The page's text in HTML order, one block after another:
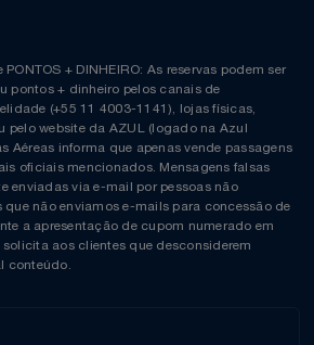
PONTOS + DINHEIRO: As reservas podem ser
pontos + dinheiro pelos canais de
(+55 11 4003-1141), lojas físicas,
pelo website da AZUL (logado na Azul
Aéreas informa que apenas vende passagens
oficiais mencionados. Mensagens falsas
enviadas via e-mail por pessoas não
não enviamos e-mails para concessão de
a apresentação de cupom numerado em
aos clientes que desconsiderem
conteúdo.